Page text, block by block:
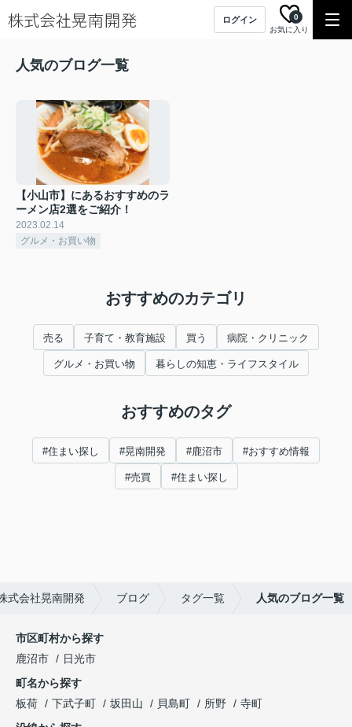
ログイン
お気に入り
0
人気のブログ一覧
【小山市】にあるおすすめのラ
ーメン店2選をご紹介！
2023.02.14
グルメ・お買い物
おすすめのカテゴリ
売る 子育て・教育施設 買う 病院・クリニック
グルメ・お買い物 暮らしの知恵・ライフスタイル
おすすめのタグ
#住まい探し #晃南開発 #鹿沼市 #おすすめ情報
#売買 #住まい探し
式会社晃南開発 ブログ タグ一覧 人気のブログ一覧
市区町村から探す
鹿沼市
日光市
町名から探す
板荷
下武子町 坂田山 貝島町 所野
寺町